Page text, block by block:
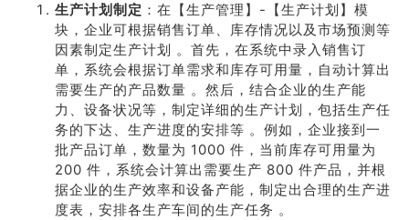
生产计划制定 ：在【生产管理】-【生产计划】模
块，企业可根据销售订单、库存情况以及市场预测等
因素制定生产计划 。首先，在系统中录入销售订
单，系统会根据订单需求和库存可用量，自动计算出
需要生产的产品数量 。然后，结合企业的生产能
力、设备状况等，制定详细的生产计划，包括生产任
务的下达、生产进度的安排等 。例如，企业接到一
批产品订单，数量为 1000 件，当前库存可用量为
200 件，系统会计算出需要生产 800 件产品，并根
据企业的生产效率和设备产能，制定出合理的生产进
度表，安排各生产车间的生产任务 。